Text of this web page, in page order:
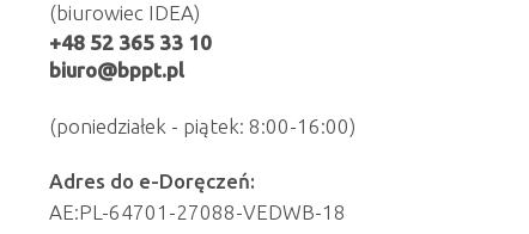
(biurowiec IDEA)
+48 52 365 33 10
biuro@bppt.pl
(poniedziałek - piątek: 8:00-16:00)
Adres do e-Doręczeń:
AE:PL-64701-27088-VEDWB-18